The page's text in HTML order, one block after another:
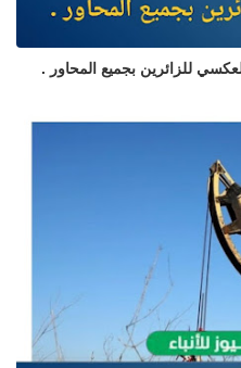
للزائرين بجميع المحاور .